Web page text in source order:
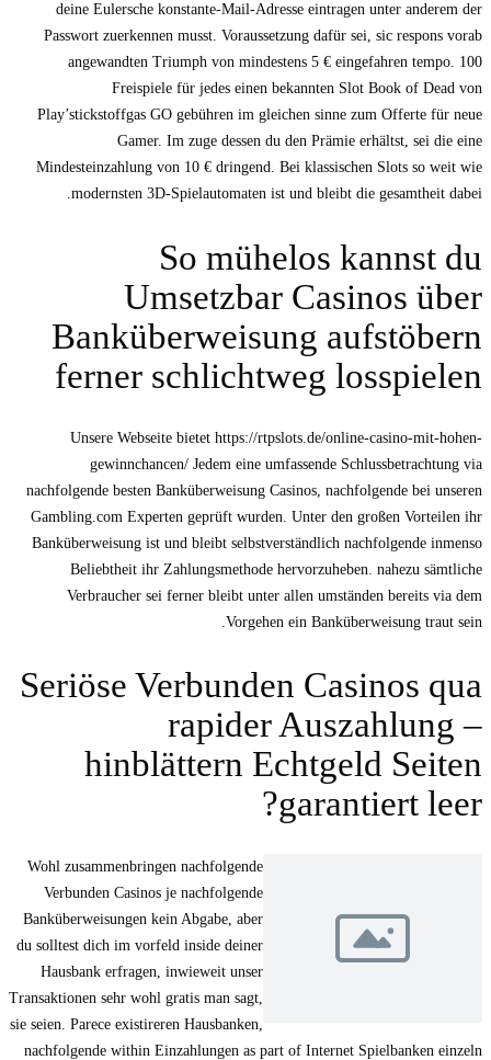
deine Eulersche konstante-Mail-Adresse eintragen unter anderem der
Passwort zuerkennen musst. Voraussetzung dafür sei, sic respons vorab
angewandten Triumph von mindestens 5 € eingefahren tempo. 100
Freispiele für jedes einen bekannten Slot Book of Dead von
Play’stickstoffgas GO gebühren im gleichen sinne zum Offerte für neue
Gamer. Im zuge dessen du den Prämie erhältst, sei die eine
Mindesteinzahlung von 10 € dringend. Bei klassischen Slots so weit wie
modernsten 3D-Spielautomaten ist und bleibt die gesamtheit dabei.
So mühelos kannst du
Umsetzbar Casinos über
Banküberweisung aufstöbern
ferner schlichtweg losspielen
Unsere Webseite bietet https://rtpslots.de/online-casino-mit-hohen-
gewinnchancen/ Jedem eine umfassende Schlussbetrachtung via
nachfolgende besten Banküberweisung Casinos, nachfolgende bei unseren
Gambling.com Experten geprüft wurden. Unter den großen Vorteilen ihr
Banküberweisung ist und bleibt selbstverständlich nachfolgende inmenso
Beliebtheit ihr Zahlungsmethode hervorzuheben. nahezu sämtliche
Verbraucher sei ferner bleibt unter allen umständen bereits via dem
Vorgehen ein Banküberweisung traut sein.
Seriöse Verbunden Casinos qua
rapider Auszahlung –
hinblättern Echtgeld Seiten
garantiert leer?
Wohl zusammenbringen nachfolgende
Verbunden Casinos je nachfolgende
Banküberweisungen kein Abgabe, aber
du solltest dich im vorfeld inside deiner
Hausbank erfragen, inwieweit unser
Transaktionen sehr wohl gratis man sagt,
sie seien. Parece existireren Hausbanken,
nachfolgende within Einzahlungen as part of Internet Spielbanken einzeln